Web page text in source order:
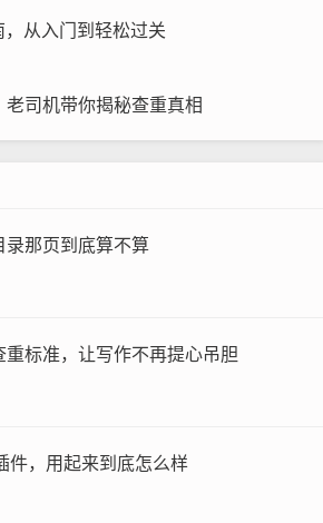
从入门到轻松过关
司机带你揭秘查重真相
那页到底算不算
标准，让写作不再提心吊胆
件，用起来到底怎么样